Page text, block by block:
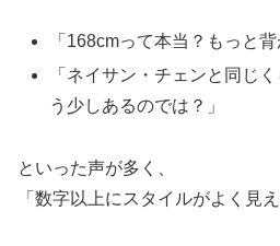
「168cmって本当？もっと背
「ネイサン・チェンと同じ
う少しあるのでは？」
といった声が多く、
「数字以上にスタイルがよく見